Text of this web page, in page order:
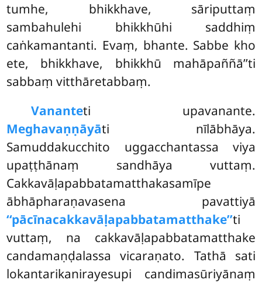
tumhe, bhikkhave, sāriputtaṃ
sambahulehi bhikkhūhi saddhiṃ
caṅkamantanti. Evaṃ, bhante. Sabbe kho
ete, bhikkhave, bhikkhū mahāpaññā’’ti
sabbaṃ vitthāretabbaṃ.
Vananteti upavanante.
Meghavaṇṇāyāti nīlābhāya.
Samuddakucchito uggacchantassa viya
upaṭṭhānaṃ sandhāya vuttaṃ.
Cakkavāḷapabbatamatthakasamīpe
ābhāpharaṇavasena pavattiyā
‘‘pācīnacakkavāḷapabbatamatthake’’ti
vuttaṃ, na cakkavāḷapabbatamatthake
candamaṇḍalassa vicaraṇato. Tathā sati
lokantarikanirayesupi candimasūriyānaṃ